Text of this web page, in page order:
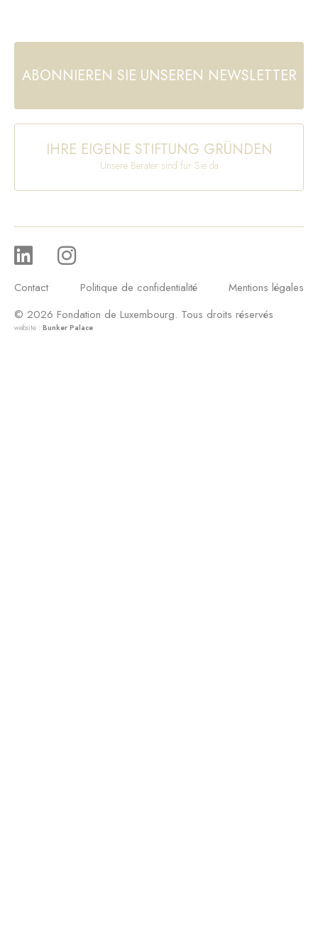
ABONNIEREN SIE UNSEREN NEWSLETTER
IHRE EIGENE STIFTUNG GRÜNDEN
Unsere Berater sind für Sie da
Contact Politique de confidentialité
Mentions légales
© 2026 Fondation de Luxembourg. Tous droits réservés
website : Bunker Palace